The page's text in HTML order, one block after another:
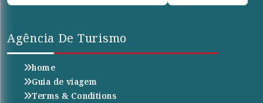
Agência De Turismo
home
Guia de viagem
Terms & Conditions